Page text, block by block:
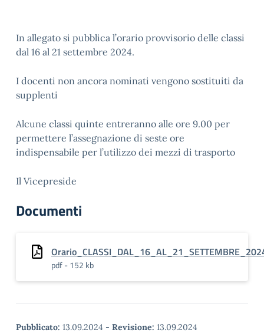
In allegato si pubblica l’orario provvisorio delle classi
dal 16 al 21 settembre 2024.
I docenti non ancora nominati vengono sostituiti da
supplenti
Alcune classi quinte entreranno alle ore 9.00 per
permettere l’assegnazione di seste ore
indispensabile per l’utilizzo dei mezzi di trasporto
Il Vicepreside
Documenti
pdf - 152 kb
Pubblicato: 13.09.2024 - Revisione: 13.09.2024